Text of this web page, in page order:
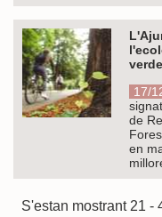
17/
de
en
S'estan mostrant 21 -